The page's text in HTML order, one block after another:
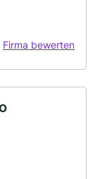
Firma bewerten